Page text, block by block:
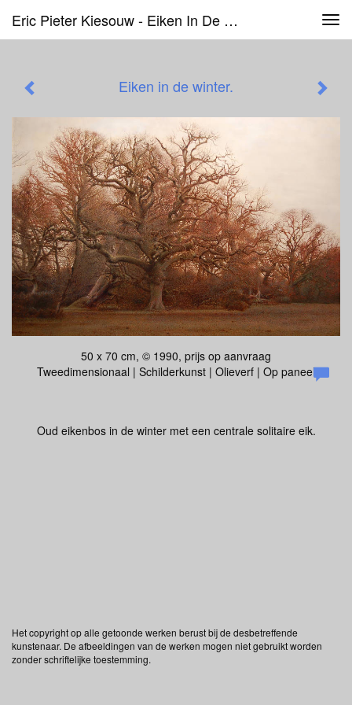
Eric Pieter Kiesouw - Eiken In De Winter.
Eiken in de winter.
50 x 70 cm, © 1990, prijs op aanvraag
Tweedimensionaal | Schilderkunst | Olieverf | Op paneel
Oud eikenbos in de winter met een centrale solitaire eik.
Het copyright op alle getoonde werken berust bij de desbetreffende
kunstenaar. De afbeeldingen van de werken mogen niet gebruikt worden
zonder schriftelijke toestemming.